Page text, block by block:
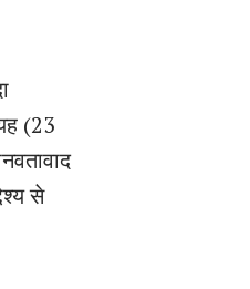
(23
से